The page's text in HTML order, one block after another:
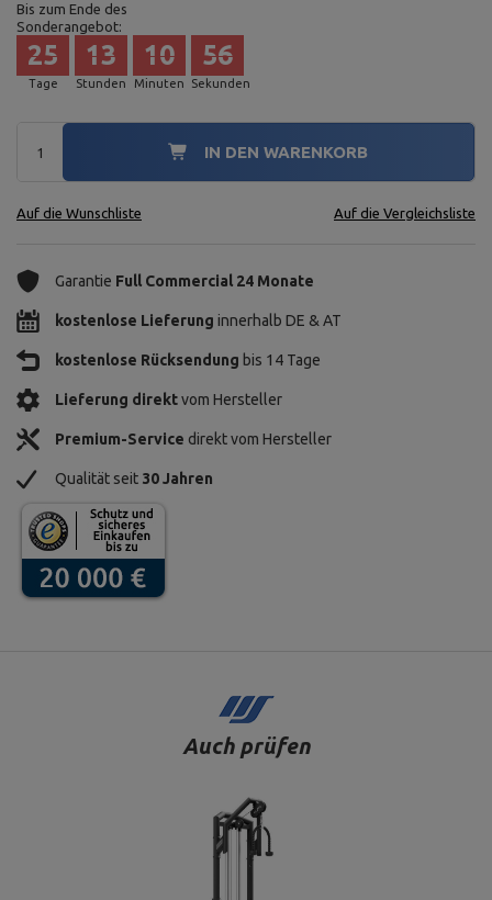
Bis zum Ende des
Sonderangebot:
Tage
25
Stunden
13
Minuten
10
Sekunden
55
IN DEN WARENKORB
Auf die Wunschliste Auf die Vergleichsliste
Garantie Full Commercial 24 Monate
kostenlose Lieferung innerhalb DE & AT
kostenlose Rücksendung bis 14 Tage
Lieferung direktvom Hersteller
Premium-Service direkt vom Hersteller
Qualität seit 30 Jahren
Auch prüfen